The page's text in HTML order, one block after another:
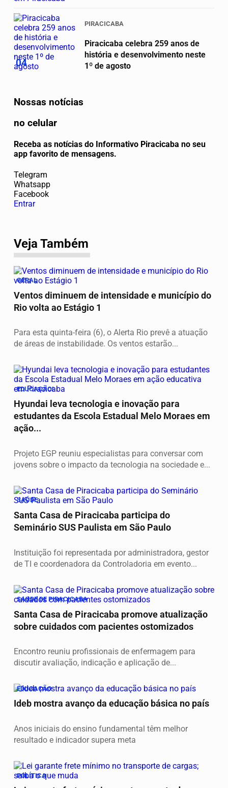
04
PIRACICABA
Piracicaba celebra 259 anos de
história e desenvolvimento neste
1º de agosto
Nossas notícias
no celular
Receba as notícias do Informativo Piracicaba no seu
app favorito de mensagens.
Telegram
Whatsapp
Facebook
Entrar
Veja Também
GERAL
Ventos diminuem de intensidade e município do
Rio volta ao Estágio 1
Para esta quinta-feira (6), o Alerta Rio prevê a atuação
de áreas de instabilidade. Os ventos estarão...
EDUCAÇÃO!
Hyundai leva tecnologia e inovação para
estudantes da Escola Estadual Melo Moraes em
ação...
Projeto EGP reuniu especialistas para conversar com
jovens sobre o impacto da tecnologia na sociedade e...
SAÚDE
Santa Casa de Piracicaba participa do
Seminário SUS Paulista em São Paulo
Instituição foi representada por administradora, gestor
de TI e coordenadora da Controladoria em evento...
SAUDE DE PIRACICABA
Santa Casa de Piracicaba promove atualização
sobre cuidados com pacientes ostomizados
Encontro reuniu profissionais de enfermagem para
discutir avaliação, indicação e aplicação de...
EDUCAÇÃO
Ideb mostra avanço da educação básica no país
Anos iniciais do ensino fundamental têm melhor
resultado e indicador supera meta
POLÍTICA